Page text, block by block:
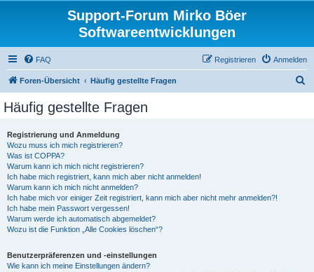
Support-Forum Mirko Böer
Softwareentwicklungen
FAQ Anmelden
Registrieren
Foren-Übersicht Häufig gestellte Fragen
Häufig gestellte Fragen
Registrierung und Anmeldung
Wozu muss ich mich registrieren?
Was ist COPPA?
Warum kann ich mich nicht registrieren?
Ich habe mich registriert, kann mich aber nicht anmelden!
Warum kann ich mich nicht anmelden?
Ich habe mich vor einiger Zeit registriert, kann mich aber nicht mehr anmelden?!
Ich habe mein Passwort vergessen!
Warum werde ich automatisch abgemeldet?
Wozu ist die Funktion „Alle Cookies löschen“?
Benutzerpräferenzen und -einstellungen
Wie kann ich meine Einstellungen ändern?